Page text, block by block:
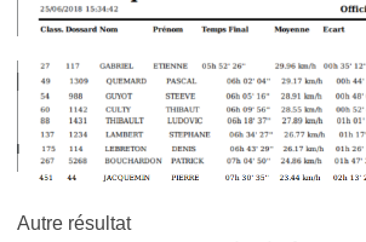
Autre résultat